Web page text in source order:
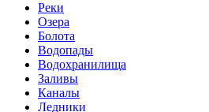
Реки
Озера
Болота
Водопады
Водохранилища
Заливы
Каналы
Ледники